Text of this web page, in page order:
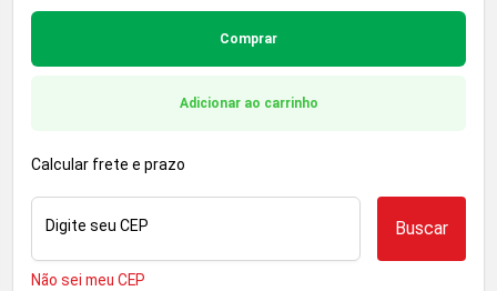
Comprar
Adicionar ao carrinho
Calcular frete e prazo
Digite seu CEP Buscar
Não sei meu CEP